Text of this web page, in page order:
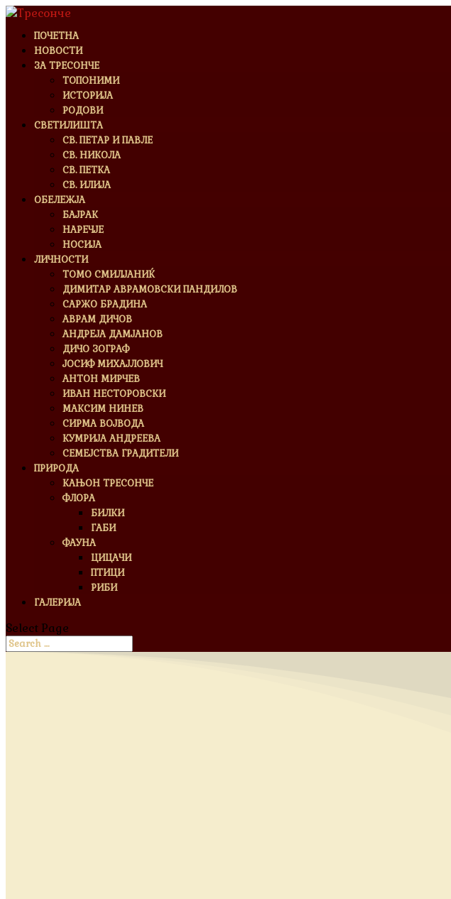
ПОЧЕТНА
НОВОСТИ
ЗА ТРЕСОНЧЕ
ТОПОНИМИ
ИСТОРИЈА
РОДОВИ
СВЕТИЛИШТА
СВ. ПЕТАР И ПАВЛЕ
СВ. НИКОЛА
СВ. ПЕТКА
СВ. ИЛИЈА
ОБЕЛЕЖЈА
БАЈРАК
НАРЕЧЈЕ
НОСИЈА
ЛИЧНОСТИ
ТОМО СМИЛЈАНИЌ
ДИМИТАР АВРАМОВСКИ ПАНДИЛОВ
САРЖО БРАДИНА
АВРАМ ДИЧОВ
АНДРЕЈА ДАМЈАНОВ
ДИЧО ЗОГРАФ
ЈОСИФ МИХАЈЛОВИЧ
АНТОН МИРЧЕВ
ИВАН НЕСТОРОВСКИ
МАКСИМ НИНЕВ
СИРМА ВОЈВОДА
КУМРИЈА АНДРЕЕВА
СЕМЕЈСТВА ГРАДИТЕЛИ
ПРИРОДА
КАЊОН ТРЕСОНЧЕ
ФЛОРА
БИЛКИ
ГАБИ
ФАУНА
ЦИЦАЧИ
ПТИЦИ
РИБИ
ГАЛЕРИЈА
Select Page